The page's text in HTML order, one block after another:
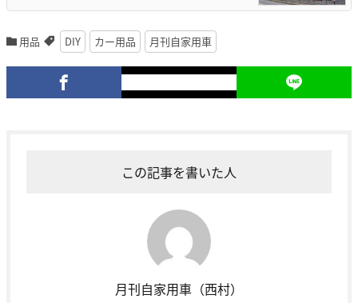
用品 DIY カー用品 月刊自家用車
この記事を書いた人
月刊自家用車（西村）